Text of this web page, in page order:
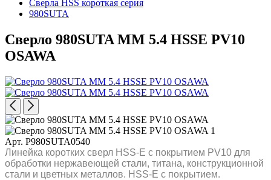
Сверла HSS короткая серия
980SUTA
Сверло 980SUTA MM 5.4 HSSE PV10
OSAWA
Арт. P980SUTA0540
Линейка коротких сверл HSS-E с покрытием PV10 для
обработки нержавеющей стали, титана, конструкционной
стали и цветных металлов. HSS-E с покрытием.